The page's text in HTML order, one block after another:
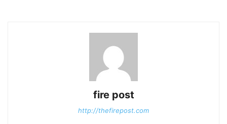
fire post
http://thefirepost.com